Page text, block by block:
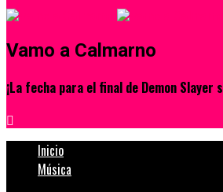
Vamo a Calmarno
¡La fecha para el final de Demon Slayer
Inicio
Música